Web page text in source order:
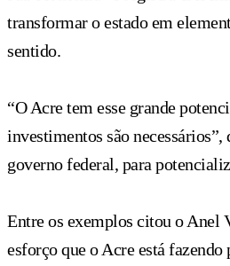
transformar o estado em
sentido.
“O Acre tem esse grande
investimentos são
governo federal, para
Entre os exemplos citou o Anel
esforço que o Acre está